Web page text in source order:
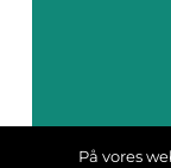
På vores